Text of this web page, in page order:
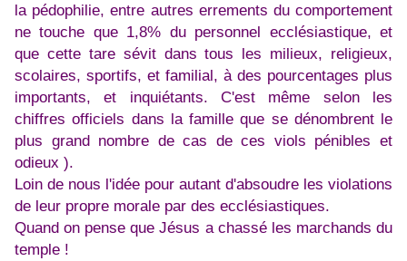
la pédophilie, entre autres errements du comportement
ne touche que 1,8% du personnel ecclésiastique, et
que cette tare sévit dans tous les milieux, religieux,
scolaires, sportifs, et familial, à des pourcentages plus
importants, et inquiétants. C'est même selon les
chiffres officiels dans la famille que se dénombrent le
plus grand nombre de cas de ces viols pénibles et
odieux ).
Loin de nous l'idée pour autant d'absoudre les violations
de leur propre morale par des ecclésiastiques.
Quand on pense que Jésus a chassé les marchands du
temple !